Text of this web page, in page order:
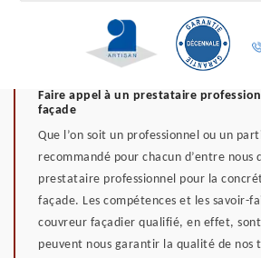
Faire appel à un prestataire
façade
Que l’on soit un professionnel ou un
recommandé pour chacun d’entre nous
prestataire professionnel pour la
façade. Les compétences et les savoir-
couvreur façadier qualifié, en effet, sont
peuvent nous garantir la qualité de nos